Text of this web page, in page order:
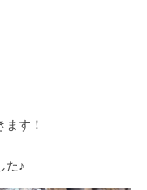
す！
た♪